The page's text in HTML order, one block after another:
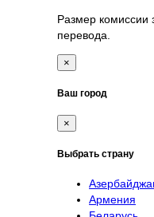
Размер комиссии
перевода.
×
Ваш город
×
Выбрать страну
Армения